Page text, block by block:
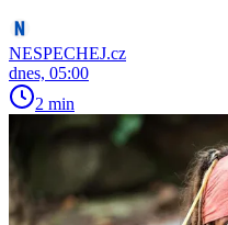
NESPECHEJ.cz
dnes, 05:00
2 min